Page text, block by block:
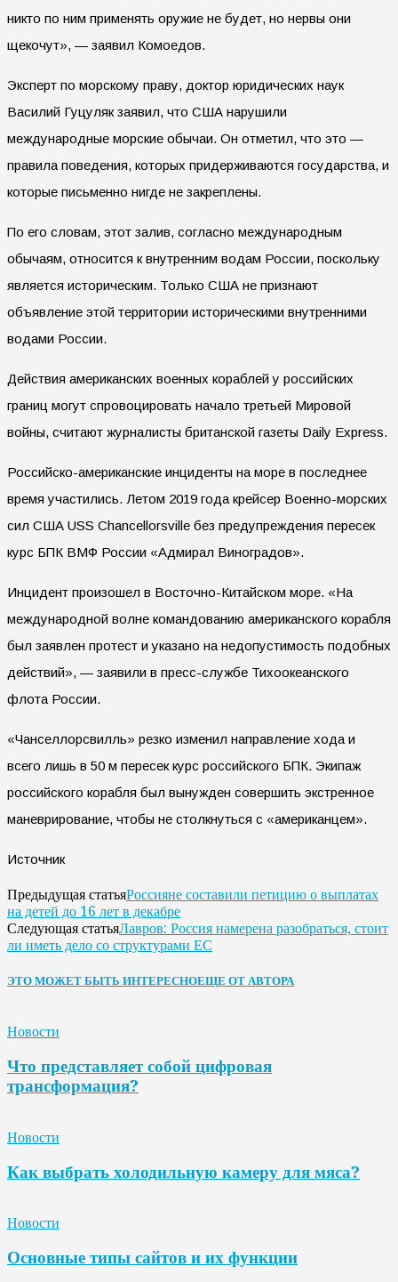
никто по ним применять оружие не будет, но нервы они
щекочут», — заявил Комоедов.
Эксперт по морскому праву, доктор юридических наук
Василий Гуцуляк заявил, что США нарушили
международные морские обычаи. Он отметил, что это —
правила поведения, которых придерживаются государства, и
которые письменно нигде не закреплены.
По его словам, этот залив, согласно международным
обычаям, относится к внутренним водам России, поскольку
является историческим. Только США не признают
объявление этой территории историческими внутренними
водами России.
Действия американских военных кораблей у российских
границ могут спровоцировать начало третьей Мировой
войны, считают журналисты британской газеты Daily Express.
Российско-американские инциденты на море в последнее
время участились. Летом 2019 года крейсер Военно-морских
сил США USS Chancellorsville без предупреждения пересек
курс БПК ВМФ России «Адмирал Виноградов».
Инцидент произошел в Восточно-Китайском море. «На
международной волне командованию американского корабля
был заявлен протест и указано на недопустимость подобных
действий», — заявили в пресс-службе Тихоокеанского
флота России.
«Чанселлорсвилль» резко изменил направление хода и
всего лишь в 50 м пересек курс российского БПК. Экипаж
российского корабля был вынужден совершить экстренное
маневрирование, чтобы не столкнуться с «американцем».
Источник
Предыдущая статьяРоссияне составили петицию о выплатах
на детей до 16 лет в декабре
Следующая статьяЛавров: Россия намерена разобраться, стоит
ли иметь дело со структурами ЕС
ЭТО МОЖЕТ БЫТЬ ИНТЕРЕСНОЕЩЕ ОТ АВТОРА
Новости
Что представляет собой цифровая
трансформация?
Новости
Как выбрать холодильную камеру для мяса?
Новости
Основные типы сайтов и их функции